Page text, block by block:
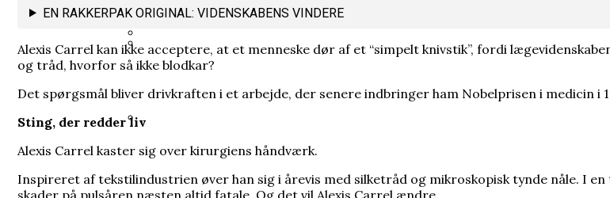
35 års spørgsmål tvang regeringen til ny undersøgelse af Scandinavian
Heisenberg hævdede, at han bremsede Hitlers atombombe. Ingen ved,
I sin fritid blev en embedsmand nobelprismodtager
EN RAKKERPAK ORIGINAL: VIDENSKABENS VINDERE
Alexis Carrel kan ikke acceptere, at et menneske dør af et “simpelt knivstik”, fordi
og tråd, hvorfor så ikke blodkar?
Det spørgsmål bliver drivkraften i et arbejde, der senere indbringer ham Nobelprisen i medicin i
Sting, der redder liv
Alexis Carrel kaster sig over kirurgiens håndværk.
Inspireret af tekstilindustrien øver han sig i årevis med silketråd og mikroskopisk tynde nåle. I
skader på pulsåren næsten altid fatale. Og det vil Alexis Carrel ændre.